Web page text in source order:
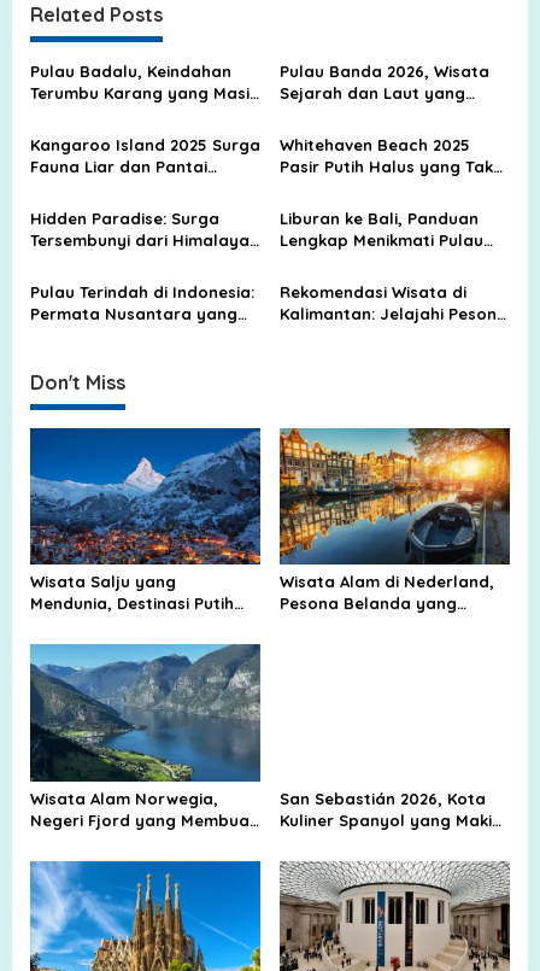
n
a
v
i
g
t
o
Related Posts
Pulau Badalu, Keindahan
Terumbu Karang yang Masih
Utara
Pulau Banda 2026, Wisata
Sejarah dan Laut yang
Kangaroo Island 2025 Surga
Fauna Liar dan Pantai
Whitehaven Beach 2025
Pasir Putih Halus yang Tak
Hidden Paradise: Surga
Tersembunyi dari Himalaya
Indonesia
Liburan ke Bali, Panduan
Lengkap Menikmati Pulau
dan Berkesan
Pulau Terindah di Indonesia:
Permata Nusantara yang
Rekomendasi Wisata di
Kalimantan: Jelajahi Pesona
Don't Miss
Wisata Salju yang
Mendunia, Destinasi Putih
Wisatawan
Wisata Alam di Nederland,
Pesona Belanda yang
Wisata Alam Norwegia,
Negeri Fjord yang Membuat
San Sebastián 2026, Kota
Kuliner Spanyol yang Makin